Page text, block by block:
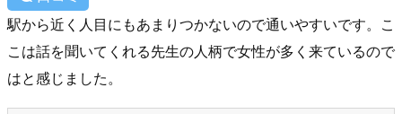
駅から近く人目にもあまりつかないので通いやすいです。こ
こは話を聞いてくれる先生の人柄で女性が多く来ているので
はと感じました。